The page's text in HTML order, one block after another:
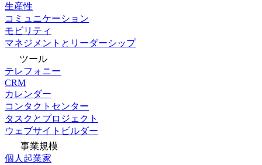
生産性
コミュニケーション
モビリティ
マネジメントとリーダーシップ
ツール
テレフォニー
CRM
カレンダー
コンタクトセンター
タスクとプロジェクト
ウェブサイトビルダー
事業規模
個人起業家